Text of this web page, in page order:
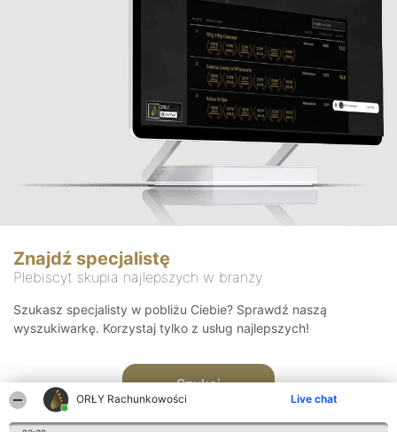
ORŁY Rachunkowości Live chat
Znajdź specjalistę
Plebiscyt skupia najlepszych w branży
Szukasz specjalisty w pobliżu Ciebie? Sprawdź naszą
wyszukiwarkę. Korzystaj tylko z usług najlepszych!
Szukaj